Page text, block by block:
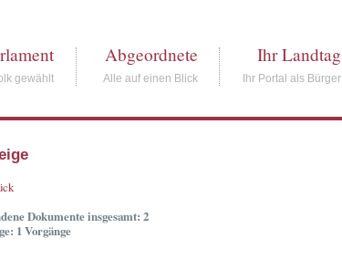
gewählt
Abgeordnete
Alle auf einen Blick
Ihr Landtag
Ihr Portal als Bürger
Dokumente insgesamt: 2
1 Vorgänge